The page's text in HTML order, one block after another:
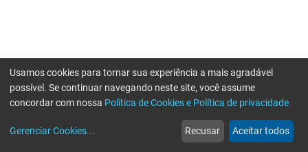
web
Notícias
more_horiz
Mais
Usamos cookies para tornar sua experiência a mais agradável
possível. Se continuar navegando neste site, você assume
concordar com nossa Política de Cookies e Política de privacidade
Gerenciar Cookies... Recusar Aceitar todos
Erro ao enviar informações, por favor tente novamente